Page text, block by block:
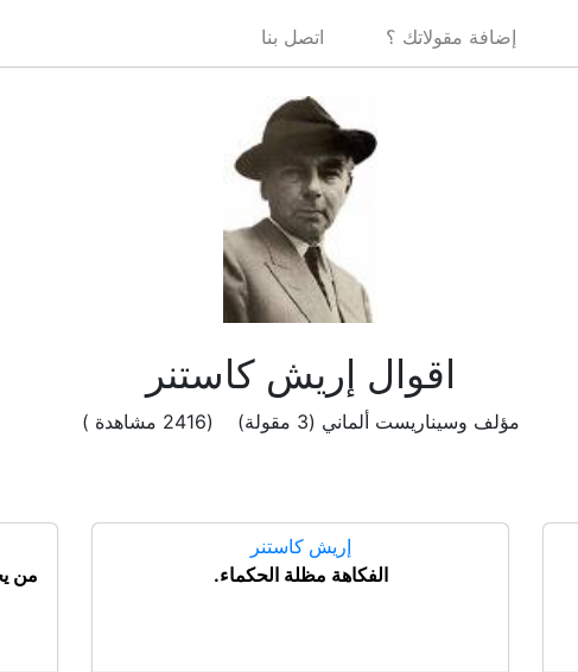
إضافة مقولاتك ؟ اتصل بنا
اقوال إريش كاستنر
مؤلف وسيناريست ألماني (3 مقولة) (2416 مشاهدة )
إريش كاستنر
الفكاهة مظلة الحكماء.
من